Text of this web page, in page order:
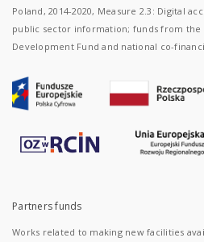
Poland, 2014-2020, Measure 2.3: Digital
public sector information; funds from the
Development Fund and national co-
Partners funds
Works related to making new facilities